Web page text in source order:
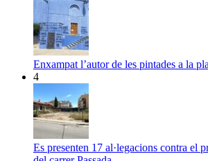
Enxampat l’autor de les pintades a la
4
Es presenten 17 al·legacions contra el